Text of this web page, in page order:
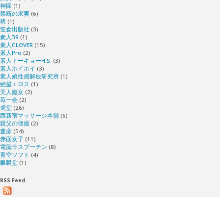
神回 (1)
禁断の果実 (6)
稀 (1)
笠倉出版社 (3)
素人39 (1)
素人CLOVER (15)
素人Pro (2)
素人トーキョーH.S. (3)
素人ホイホイ (3)
素人娘性感解放研究所 (1)
絶望エロス (1)
美人魔女 (2)
苺一会 (2)
虎堂 (26)
西新宿マッサージ本舗 (6)
親父の個撮 (2)
豊彦 (54)
赤面女子 (11)
電脳ラスプーチン (8)
青空ソフト (4)
麒麟堂 (1)
RSS Feed